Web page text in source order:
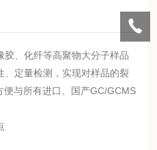
胶、化纤等高聚物大分子样品
、定量检测，实现对样品的裂
与所有进口、国产GC/GCMS